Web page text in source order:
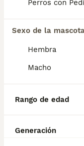
Perros con
Sexo de la
Hembra
Macho
Rango de edad
Generación
extraños.
¿Cuánto
Boyero